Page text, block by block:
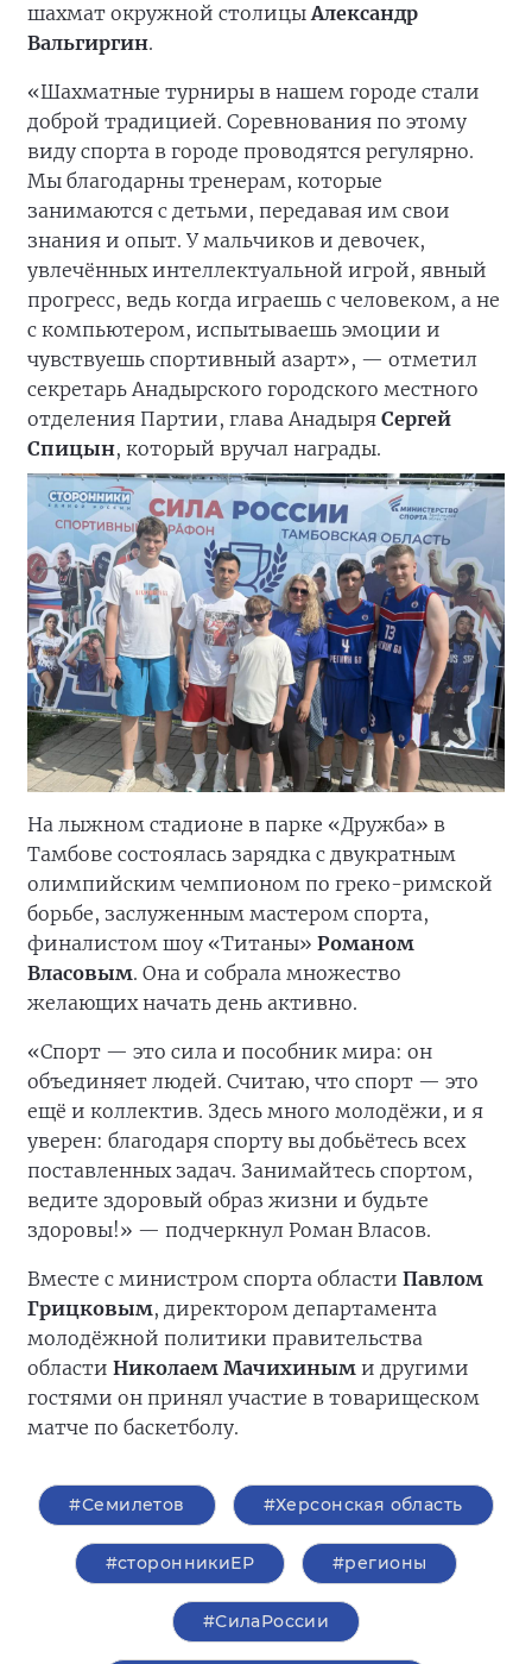
шахмат окружной столицыАлександр
Вальгиргин.
«Шахматные турниры в нашем городе стали
доброй традицией. Соревнования по этому
виду спорта в городе проводятся регулярно.
Мы благодарны тренерам, которые
занимаются с детьми, передавая им свои
знания и опыт. У мальчиков и девочек,
увлечённых интеллектуальной игрой, явный
прогресс, ведь когда играешь с человеком, а не
с компьютером, испытываешь эмоции и
чувствуешь спортивный азарт», — отметил
секретарь Анадырского городского местного
отделения Партии, глава Анадыря Сергей
Спицын, который вручал награды.
На лыжном стадионе в парке «Дружба» в
Тамбове состоялась зарядка с двукратным
олимпийским чемпионом по греко-римской
борьбе, заслуженным мастером спорта,
финалистом шоу «Титаны» Романом
Власовым. Она и собрала множество
желающих начать день активно.
«Спорт — это сила и пособник мира: он
объединяет людей. Считаю, что спорт — это
ещё и коллектив. Здесь много молодёжи, и я
уверен: благодаря спорту вы добьётесь всех
поставленных задач. Занимайтесь спортом,
ведите здоровый образ жизни и будьте
здоровы!» — подчеркнул Роман Власов.
Вместе с министром спорта области Павлом
Грицковым, директором департамента
молодёжной политики правительства
области Николаем Мачихиным и другими
гостями он принял участие в товарищеском
матче по баскетболу.
#Семилетов #Херсонская область
#сторонникиЕР #регионы
#СилаРоссии